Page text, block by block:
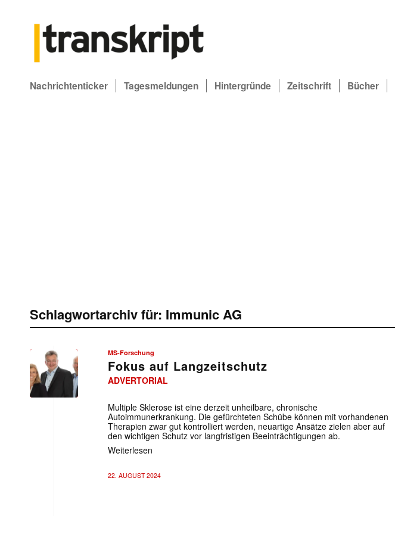
Nachrichtenticker Tagesmeldungen Hintergründe Zeitschrift Bücher
Schlagwortarchiv für: Immunic AG
MS-Forschung
Fokus auf Langzeitschutz
ADVERTORIAL
Multiple Sklerose ist eine derzeit unheilbare, chronische
Autoimmunerkrankung. Die gefürchteten Schübe können mit vorhandenen
Therapien zwar gut kontrolliert werden, neuartige Ansätze zielen aber auf
den wichtigen Schutz vor langfristigen Beeinträchtigungen ab.
Weiterlesen
22. AUGUST 2024